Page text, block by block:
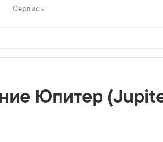
Сервисы
Юпитер